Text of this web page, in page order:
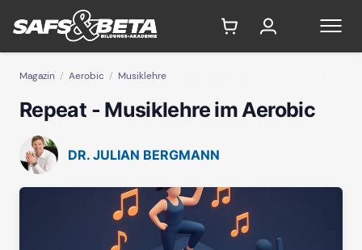
Magazin Aerobic Musiklehre
Repeat - Musiklehre im Aerobic
DR. JULIAN BERGMANN